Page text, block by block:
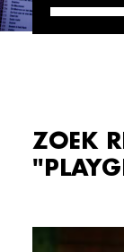
ZOEK